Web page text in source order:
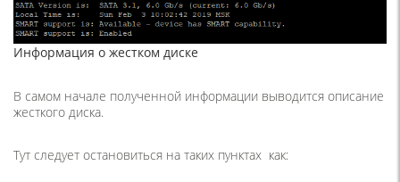
Информация о жестком диске
В самом начале полученной информации выводится описание
жесткого диска.
Тут следует остановиться на таких пунктах как: